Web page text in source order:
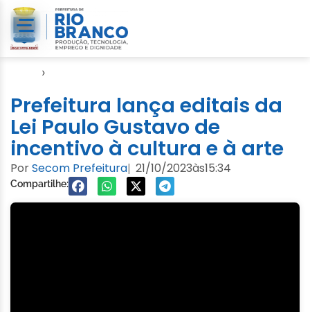
›
Prefeitura lança editais da
Lei Paulo Gustavo de
incentivo à cultura e à arte
PorSecom Prefeitura| 21/10/2023às15:34
Compartilhe: